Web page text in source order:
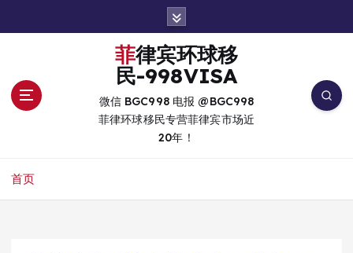
菲律宾环球移
民-998VISA
微信 BGC998 电报 @BGC998
菲律环球移民专营菲律宾市场近
20年！
首页